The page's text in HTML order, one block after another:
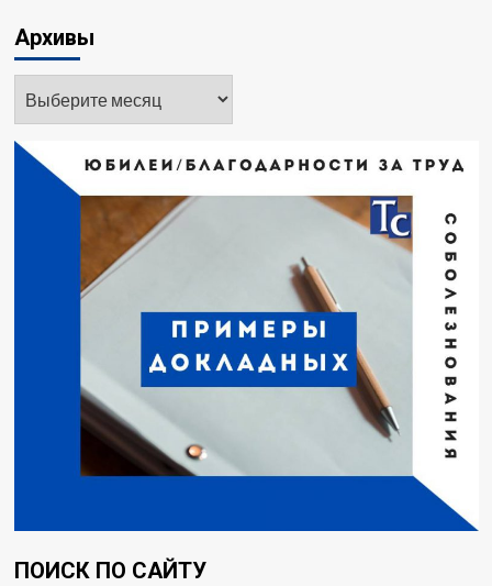
Архивы
ПОИСК ПО САЙТУ